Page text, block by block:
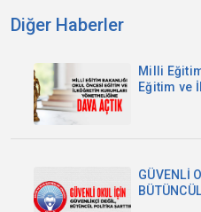
Diğer Haberler
Milli
Eğitim ve
GÜVENLİ